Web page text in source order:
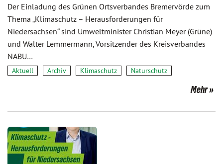
Der Einladung des Grünen Ortsverbandes Bremervörde zum
Thema „Klimaschutz – Herausforderungen für
Niedersachsen“ sind Umweltminister Christian Meyer (Grüne)
und Walter Lemmermann, Vorsitzender des Kreisverbandes
NABU…
Aktuell Archiv Klimaschutz Naturschutz
Mehr